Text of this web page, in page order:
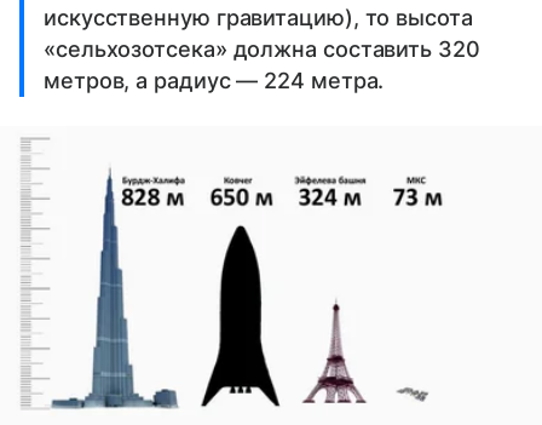
искусственную гравитацию), то высота
«сельхозотсека» должна составить 320
метров, а радиус — 224 метра.